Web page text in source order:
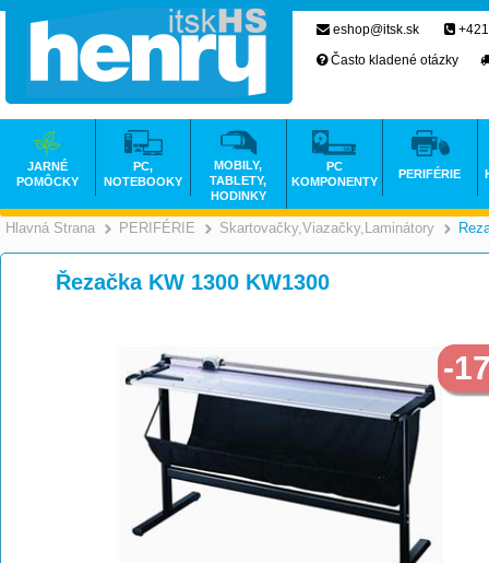
Hlavná Strana >
PERIFÉRIE >
Skartovačky,Viazačky,Laminátory
Řezačka KW 1300 KW1300
-
eshop@itsk.sk
Často kladené otázky
JARNÉ
POMÔCKY
PC,
NOTEBOOKY
MOBILY,
TABLETY,
HODINKY
PC
KOMPONENTY
PERIFÉRIE